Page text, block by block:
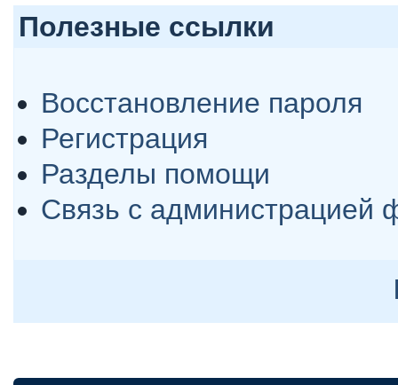
Полезные ссылки
Восстановление пароля
Регистрация
Разделы помощи
Связь с администрацией